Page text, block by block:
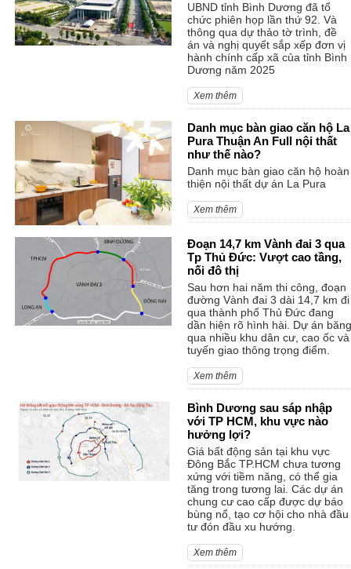
UBND tỉnh Bình Dương đã tổ
chức phiên họp lần thứ 92. Và
thông qua dự thảo tờ trình, đề
án và nghị quyết sắp xếp đơn vị
hành chính cấp xã của tỉnh Bình
Dương năm 2025
Xem thêm
Danh mục bàn giao căn hộ La
Pura Thuận An Full nội thất
như thế nào?
Danh mục bàn giao căn hộ hoàn
thiện nội thất dự án La Pura
Xem thêm
Đoạn 14,7 km Vành đai 3 qua
Tp Thủ Đức: Vượt cao tầng,
nối đô thị
Sau hơn hai năm thi công, đoạn
đường Vành đai 3 dài 14,7 km đi
qua thành phố Thủ Đức đang
dần hiện rõ hình hài. Dự án băng
qua nhiều khu dân cư, cao ốc và
tuyến giao thông trọng điểm.
Xem thêm
Bình Dương sau sáp nhập
với TP HCM, khu vực nào
hưởng lợi?
Giá bất động sản tại khu vực
Đông Bắc TP.HCM chưa tương
xứng với tiềm năng, có thể gia
tăng trong tương lai. Các dự án
chung cư cao cấp được dự báo
bùng nổ, tạo cơ hội cho nhà đầu
tư đón đầu xu hướng.
Xem thêm